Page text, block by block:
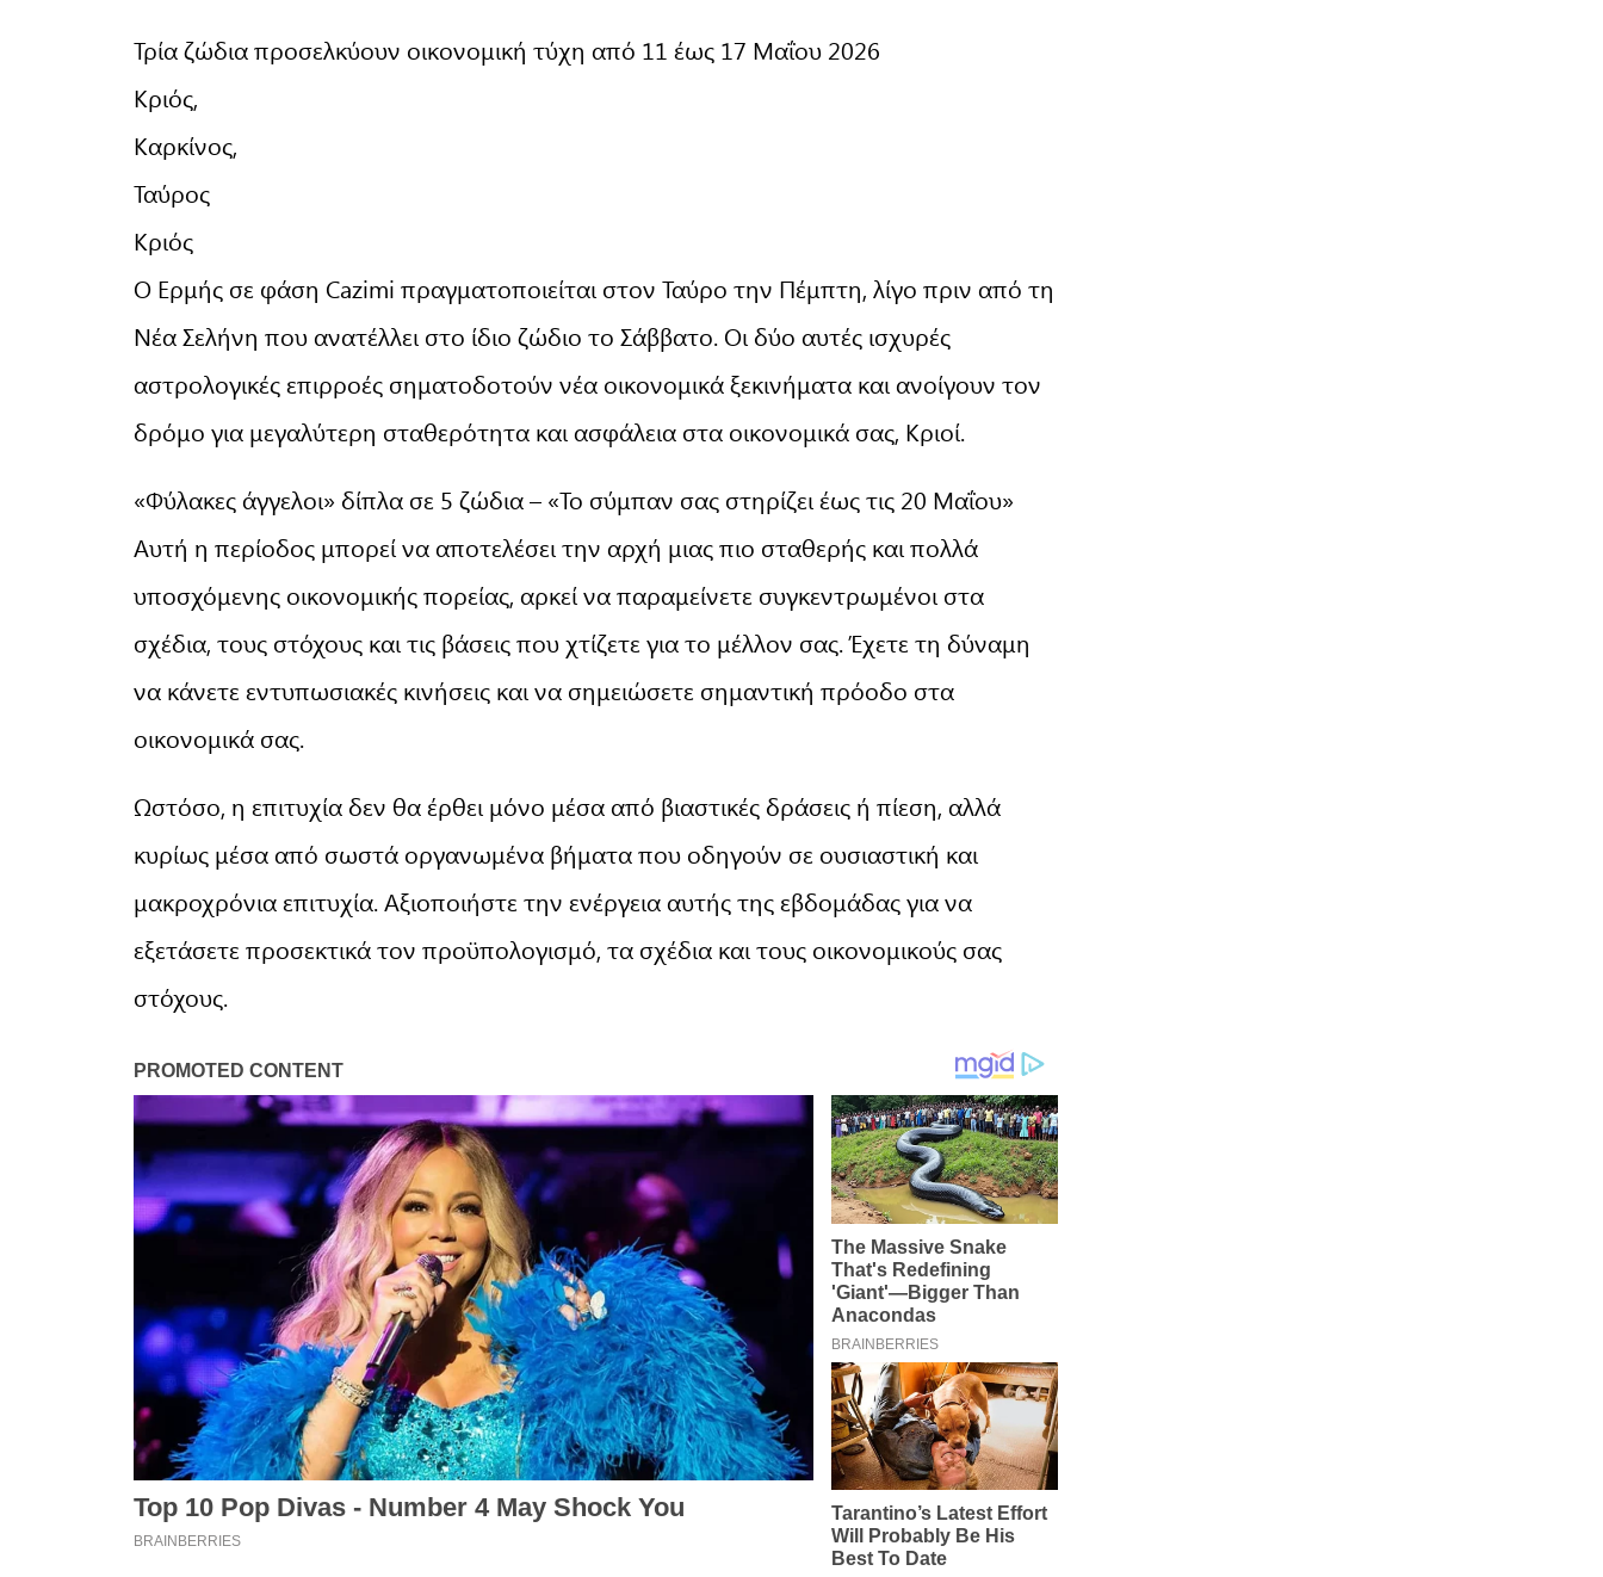
Τρία ζώδια προσελκύουν οικονομική τύχη από 11 έως 17 Μαΐου 2026
Κριός,
Καρκίνος,
Ταύρος
Κριός
Ο Ερμής σε φάση Cazimi πραγματοποιείται στον Ταύρο την Πέμπτη, λίγο πριν από τη
Νέα Σελήνη που ανατέλλει στο ίδιο ζώδιο το Σάββατο. Οι δύο αυτές ισχυρές
αστρολογικές επιρροές σηματοδοτούν νέα οικονομικά ξεκινήματα και ανοίγουν τον
δρόμο για μεγαλύτερη σταθερότητα και ασφάλεια στα οικονομικά σας, Κριοί.
«Φύλακες άγγελοι» δίπλα σε 5 ζώδια – «Το σύμπαν σας στηρίζει έως τις 20 Μαΐου»
Αυτή η περίοδος μπορεί να αποτελέσει την αρχή μιας πιο σταθερής και πολλά
υποσχόμενης οικονομικής πορείας, αρκεί να παραμείνετε συγκεντρωμένοι στα
σχέδια, τους στόχους και τις βάσεις που χτίζετε για το μέλλον σας. Έχετε τη δύναμη
να κάνετε εντυπωσιακές κινήσεις και να σημειώσετε σημαντική πρόοδο στα
οικονομικά σας.
Ωστόσο, η επιτυχία δεν θα έρθει μόνο μέσα από βιαστικές δράσεις ή πίεση, αλλά
κυρίως μέσα από σωστά οργανωμένα βήματα που οδηγούν σε ουσιαστική και
μακροχρόνια επιτυχία. Αξιοποιήστε την ενέργεια αυτής της εβδομάδας για να
εξετάσετε προσεκτικά τον προϋπολογισμό, τα σχέδια και τους οικονομικούς σας
στόχους.